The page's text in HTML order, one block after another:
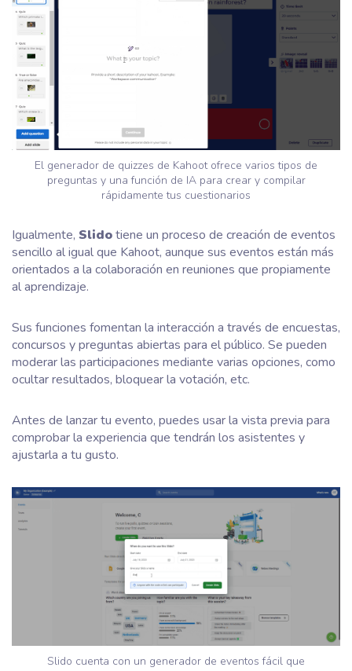
El generador de quizzes de Kahoot ofrece varios tipos de
preguntas y una función de IA para crear y compilar
rápidamente tus cuestionarios
Igualmente, Slidotiene un proceso de creación de eventos
sencillo al igual que Kahoot, aunque sus eventos están más
orientados a la colaboración en reuniones que propiamente
al aprendizaje.
Sus funciones fomentan la interacción a través de encuestas,
concursos y preguntas abiertas para el público. Se pueden
moderar las participaciones mediante varias opciones, como
ocultar resultados, bloquear la votación, etc.
Antes de lanzar tu evento, puedes usar la vista previa para
comprobar la experiencia que tendrán los asistentes y
ajustarla a tu gusto.
Slido cuenta con un generador de eventos fácil que